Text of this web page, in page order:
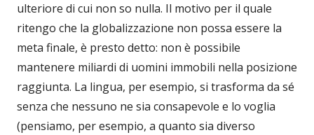
ulteriore di cui non so nulla. Il motivo per il quale
ritengo che la globalizzazione non possa essere la
meta finale, è presto detto: non è possibile
mantenere miliardi di uomini immobili nella posizione
raggiunta. La lingua, per esempio, si trasforma da sé
senza che nessuno ne sia consapevole e lo voglia
(pensiamo, per esempio, a quanto sia diverso